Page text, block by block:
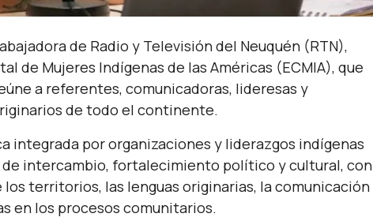
de Radio y Televisión del Neuquén (RTN),
de Mujeres Indígenas de las Américas (ECMIA), que
a referentes, comunicadoras, lideresas y
de todo el continente.
integrada por organizaciones y liderazgos indígenas
de intercambio, fortalecimiento político y cultural, con
territorios, las lenguas originarias, la comunicación
en los procesos comunitarios.